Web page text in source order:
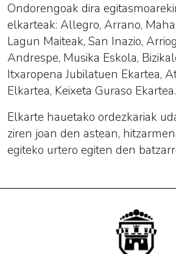
Ondorengoak dira
elkarteak: Allegro, Arrano,
Lagun Maiteak, San Inazio,
Andrespe, Musika Eskola,
Itxaropena Jubilatuen Ekartea,
Elkartea, Keixeta Guraso Ekartea.
Elkarte hauetako ordezkariak
ziren joan den astean,
egiteko urtero egiten den